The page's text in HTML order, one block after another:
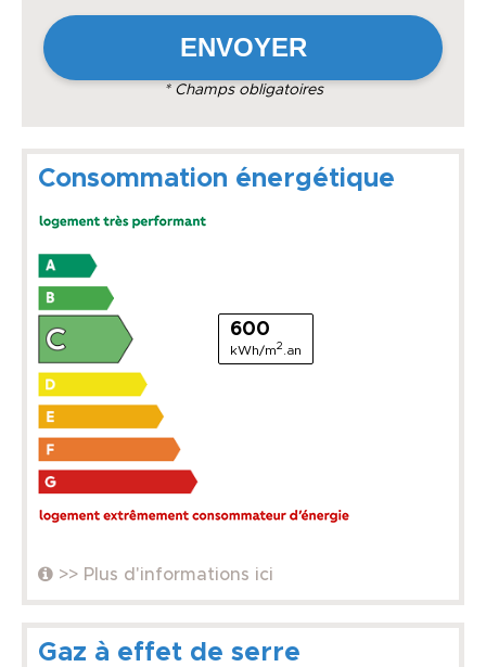
* Champs obligatoires
Consommation énergétique
600
kWh/m2 .an
>> Plus d'informations ici
Gaz à effet de serre